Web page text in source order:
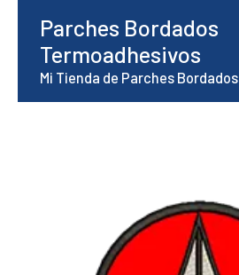
contenido
Parches Bordados
Termoadhesivos
Mi Tienda de Parches Bordados